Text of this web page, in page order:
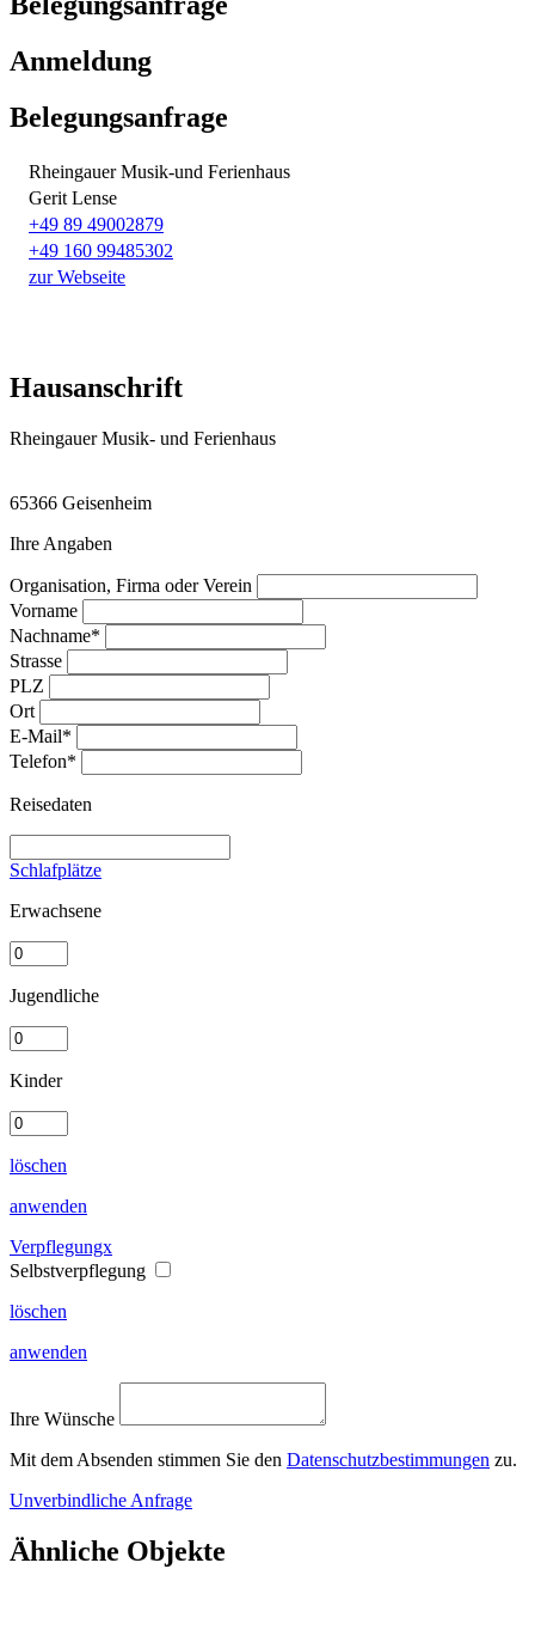
Anmeldung
Belegungsanfrage
Rheingauer Musik-und Ferienhaus
Gerit Lense
+49 89 49002879
+49 160 99485302
zur Webseite
Hausanschrift
Rheingauer Musik- und Ferienhaus
65366 Geisenheim
Ihre Angaben
Organisation, Firma oder Verein
Vorname
Nachname*
Strasse
PLZ
Ort
E-Mail*
Telefon*
Reisedaten
Schlafplätze
Erwachsene
Jugendliche
Kinder
löschen
anwenden
Verpflegungx
Selbstverpflegung
löschen
anwenden
Ihre Wünsche
Mit dem Absenden stimmen Sie den Datenschutzbestimmungen zu.
Unverbindliche Anfrage
Ähnliche Objekte